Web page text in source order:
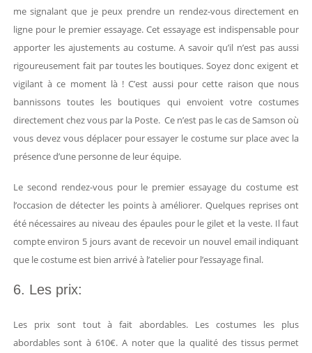
me signalant que je peux prendre un rendez-vous directement en
ligne pour le premier essayage. Cet essayage est indispensable pour
apporter les ajustements au costume. A savoir qu’il n’est pas aussi
rigoureusement fait par toutes les boutiques. Soyez donc exigent et
vigilant à ce moment là ! C’est aussi pour cette raison que nous
bannissons toutes les boutiques qui envoient votre costumes
directement chez vous par la Poste. Ce n’est pas le cas de Samson où
vous devez vous déplacer pour essayer le costume sur place avec la
présence d’une personne de leur équipe.
Le second rendez-vous pour le premier essayage du costume est
l’occasion de détecter les points à améliorer. Quelques reprises ont
été nécessaires au niveau des épaules pour le gilet et la veste. Il faut
compte environ 5 jours avant de recevoir un nouvel email indiquant
que le costume est bien arrivé à l’atelier pour l’essayage final.
6. Les prix:
Les prix sont tout à fait abordables. Les costumes les plus
abordables sont à 610€. A noter que la qualité des tissus permet